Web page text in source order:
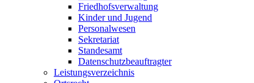
Friedhofsverwaltung
Kinder und Jugend
Personalwesen
Sekretariat
Standesamt
Datenschutzbeauftragter
Leistungsverzeichnis